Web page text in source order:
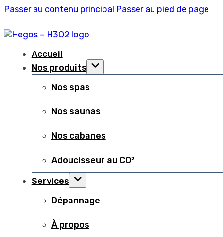
Passer au contenu principal Passer au pied de page
Accueil
Nos produits
Nos spas
Nos saunas
Nos cabanes
Adoucisseur au CO²
Services
Dépannage
À propos